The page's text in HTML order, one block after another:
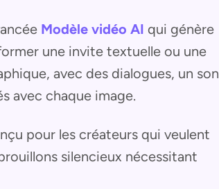
Modèle vidéo AI qui génère
une invite textuelle ou une
avec des dialogues, un son
avec chaque image.
pour les créateurs qui veulent
silencieux nécessitant